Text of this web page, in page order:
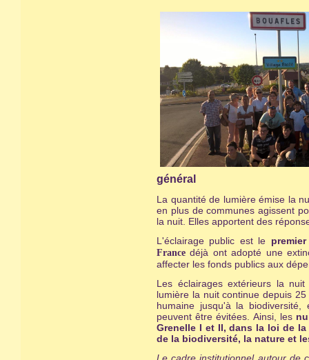
général
La quantité de lumière émise la
en plus de communes agissent
la nuit. Elles apportent des
L'éclairage public est le premier
Francedéjà ont adopté une
affecter les fonds publics aux
Les éclairages extérieurs la
lumière la nuit continue depuis
humaine jusqu'à la
peuvent être évitées. Ainsi, les
Grenelle I et II, dans la loi de
de la biodiversité, la nature et